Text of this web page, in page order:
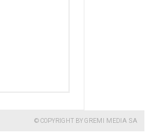
© COPYRIGHT BY GREMI MEDIA SA